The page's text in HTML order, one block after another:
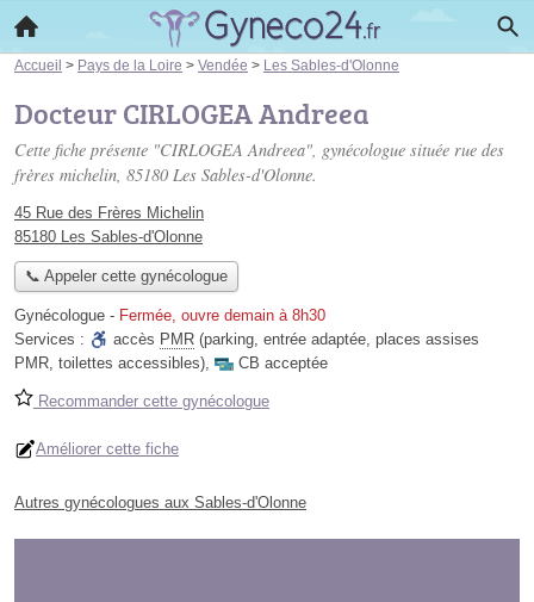
Accueil > Pays de la Loire > Vendée > Les Sables-d'Olonne
Docteur CIRLOGEA Andreea
Cette fiche présente "CIRLOGEA Andreea", gynécologue située rue des
frères michelin, 85180 Les Sables-d'Olonne.
45 Rue des Frères Michelin
85180 Les Sables-d'Olonne
📞 Appeler cette gynécologue
Gynécologue - Fermée, ouvre demain à 8h30
Services :
accès PMR (parking, entrée adaptée, places assises
PMR, toilettes accessibles), CB acceptée
Recommander cette gynécologue
Améliorer cette fiche
Autres gynécologues aux Sables-d'Olonne